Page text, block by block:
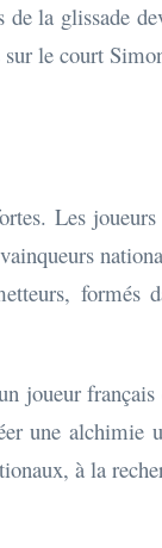
la glissade
le court
Les
formés
joueur
une alchimie
à la